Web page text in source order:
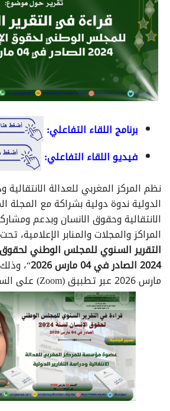
برنامج اللقاء التفاعلي:
فيديو اللقاء التفاعلي:
نظم المركز المغربي للعدالة الانتقالية
الدولية ندوة دولية بشراكة مع المجلة
الانتقالية وحقوق الانسان وبدعم
المراكز والمجلات والمنابر الإعلامية،
التقرير السنوي للمجلس الوطني
2024الصادر في 04 مارس 2026
مارس 2026 عبر تطبيق (Zoom) على الساعة 21h00.